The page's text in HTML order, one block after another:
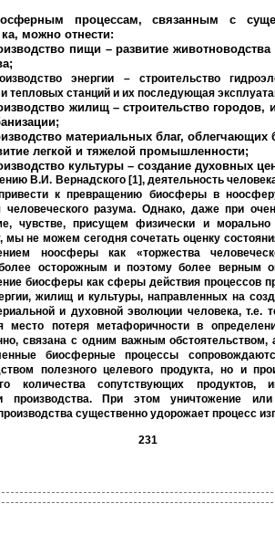
процессам, связанным с
можно отнести:
пищи – развитие животноводства
энергии – строительство
тепловых станций и их последующая
жилищ – строительство городов,
материальных благ, облегчающих
легкой и тяжелой промышленности;
культуры – создание духовных
В.И. Вернадского [1], деятельность
к превращению биосферы в
человеческого разума. Однако, даже при
чувстве, присущем физически и
мы не можем сегодня сочетать оценку
ноосферы как «торжества
осторожным и поэтому более верным
биосферы как сферы действия процессов
жилищ и культуры, направленных на
и духовной эволюции человека, т.е.
место потеря метафоричности в
связана с одним важным обстоятельством,
биосферные процессы
полезного целевого продукта, но и
количества сопутствующих продуктов,
производства. При этом уничтожение
существенно удорожает процесс
231